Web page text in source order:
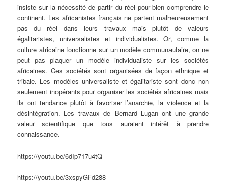
insiste sur la nécessité de partir du réel pour bien comprendre le
continent. Les africanistes français ne partent malheureusement
pas du réel dans leurs travaux mais plutôt de valeurs
égalitaristes, universalistes et individualistes. Or, comme la
culture africaine fonctionne sur un modèle communautaire, on ne
peut pas plaquer un modèle individualiste sur les sociétés
africaines. Ces sociétés sont organisées de façon ethnique et
tribale. Les modèles universaliste et égalitariste sont donc non
seulement inopérants pour organiser les sociétés africaines mais
ils ont tendance plutôt à favoriser l’anarchie, la violence et la
désintégration. Les travaux de Bernard Lugan ont une grande
valeur scientifique que tous auraient intérêt à prendre
connaissance.
https://youtu.be/6dIp717u4tQ
https://youtu.be/3xspyGFd288